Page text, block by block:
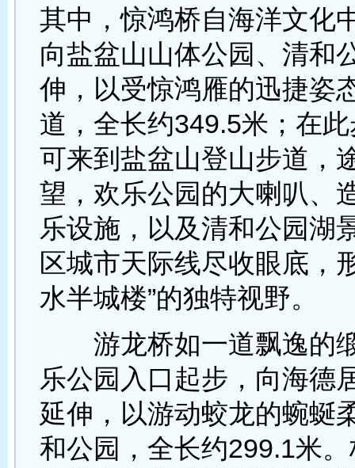
其中，惊鸿桥自海洋文化
向盐盆山山体公园、清和
伸，以受惊鸿雁的迅捷姿
道，全长约349.5米；在
可来到盐盆山登山步道，
望，欢乐公园的大喇叭、
乐设施，以及清和公园湖
区城市天际线尽收眼底，
水半城楼”的独特视野。
游龙桥如一道飘逸的
乐公园入口起步，向海德
延伸，以游动蛟龙的蜿蜒
和公园，全长约299.1米